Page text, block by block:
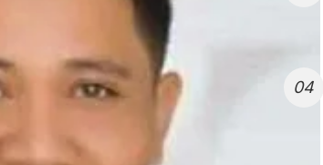
04